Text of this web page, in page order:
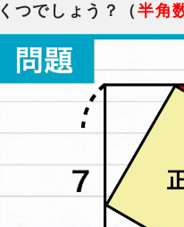
くつでしょう？（ 半角